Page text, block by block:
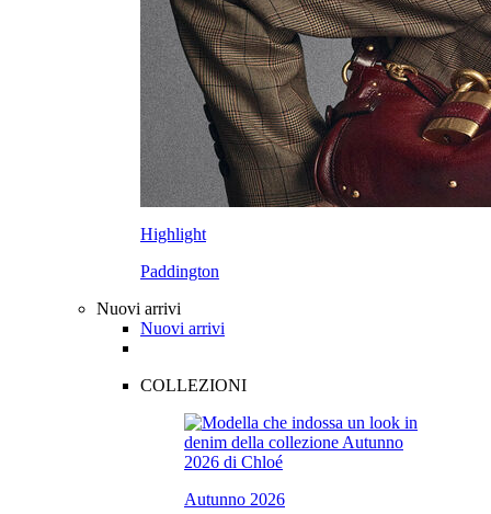
Highlight
Paddington
Nuovi arrivi
Nuovi arrivi
COLLEZIONI
Autunno 2026